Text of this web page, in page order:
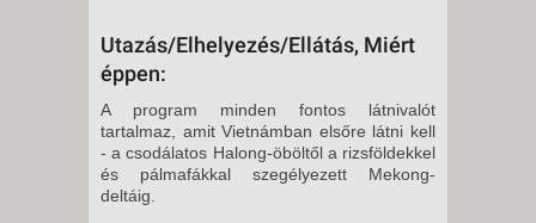
Utazás/Elhelyezés/Ellátás, Miért
éppen:
A program minden fontos látnivalót
tartalmaz, amit Vietnámban elsőre látni kell
- a csodálatos Halong-öböltől a rizsföldekkel
és pálmafákkal szegélyezett Mekong-
deltáig.